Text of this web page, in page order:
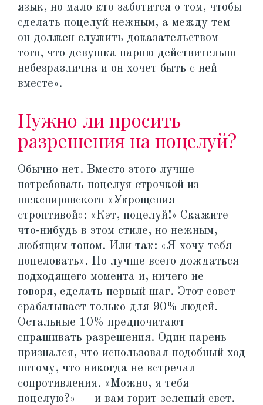
язык, но мало кто заботится о том, чтобы
сделать поцелуй нежным, а между тем
он должен служить доказательством
того, что девушка парню действительно
небезразлична и он хочет быть с ней
вместе».
Нужно ли просить
разрешения на поцелуй?
Обычно нет. Вместо этого лучше
потребовать поцелуя строчкой из
шекспировского «Укрощения
строптивой»: «Кэт, поцелуй!» Скажите
что-нибудь в этом стиле, но нежным,
любящим тоном. Или так: «Я хочу тебя
поцеловать». Но лучше всего дождаться
подходящего момента и, ничего не
говоря, сделать первый шаг. Этот совет
срабатывает только для 90% людей.
Остальные 10% предпочитают
спрашивать разрешения. Один парень
признался, что использовал подобный ход
потому, что никогда не встречал
сопротивления. «Можно, я тебя
поцелую?» — и вам горит зеленый свет.